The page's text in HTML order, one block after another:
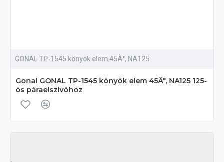
GONAL TP-1545 könyök elem 45Â°, NA125
Gonal GONAL TP-1545 könyök elem 45Â°, NA125 125-
ös páraelszívóhoz